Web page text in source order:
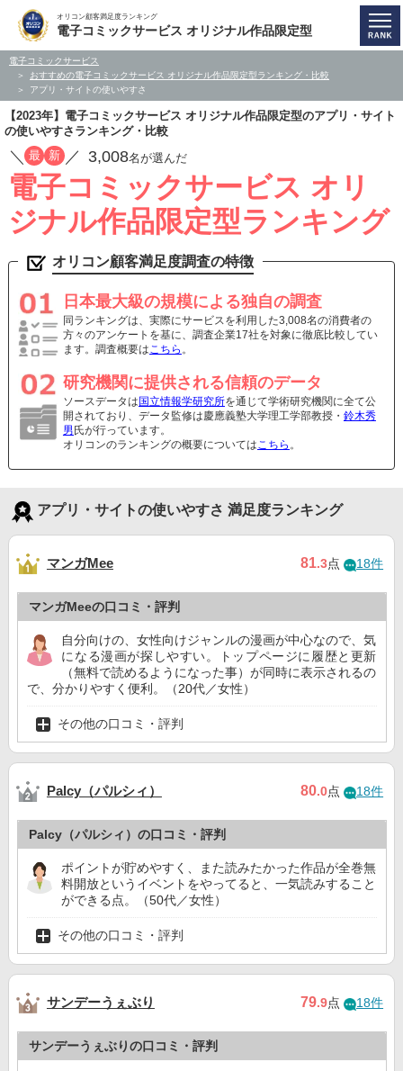
オリコン顧客満足度ランキング
電子コミックサービス オリジナル作品限定型
電子コミックサービス
おすすめの電子コミックサービス オリジナル作品限定型ランキング・比較
アプリ・サイトの使いやすさ
【2023年】電子コミックサービス オリジナル作品限定型のアプリ・サイト
の使いやすさランキング・比較
／ 最 新 ／ 3,008名が選んだ
電子コミックサービス オリ
ジナル作品限定型ランキング
オリコン顧客満足度調査の特徴
日本最大級の規模による独自の調査
同ランキングは、実際にサービスを利用した3,008名の消費者の
方々のアンケートを基に、調査企業17社を対象に徹底比較してい
ます。調査概要はこちら 。
研究機関に提供される信頼のデータ
ソースデータは 国立情報学研究所を通じて学術研究機関に全て公
開されており、データ監修は慶應義塾大学理工学部教授・ 鈴木秀
男 氏が行っています。
オリコンのランキングの概要についてはこちら 。
アプリ・サイトの使いやすさ 満足度ランキング
マンガMee 81.3点 18件
マンガMeeの口コミ・評判
自分向けの、女性向けジャンルの漫画が中心なので、気
になる漫画が探しやすい。トップページに履歴と更新
（無料で読めるようになった事）が同時に表示されるの
で、分かりやすく便利。（20代／女性）
その他の口コミ・評判
Palcy（パルシィ） 80.0点 18件
Palcy（パルシィ）の口コミ・評判
ポイントが貯めやすく、また読みたかった作品が全巻無
料開放というイベントをやってると、一気読みすること
ができる点。（50代／女性）
その他の口コミ・評判
サンデーうぇぶり 79.9点 18件
サンデーうぇぶりの口コミ・評判